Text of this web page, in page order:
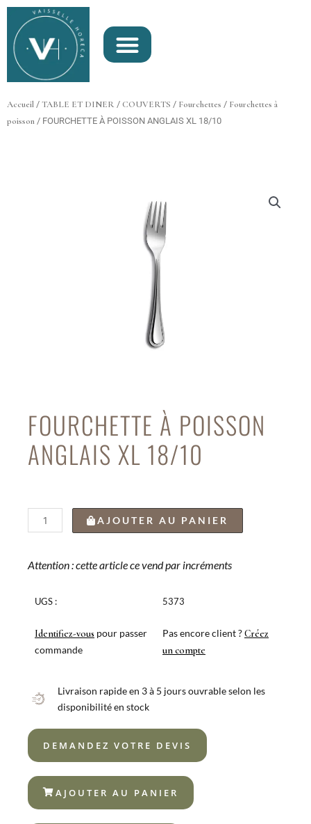
Aller
contenu
Accueil / TABLE ET DINER / COUVERTS / Fourchettes / Fourchettes à
poisson / FOURCHETTE À POISSON ANGLAIS XL 18/10
FOURCHETTE À POISSON
ANGLAIS XL 18/10
quantité
de
À
ANGLAIS
18/10
AJOUTER AU PANIER
Attention : cette article ce vend par incréments
UGS :
Identifiez-vous pour passer
commande
5373
Pas encore client ?Créez
un compte
Livraison rapide en 3 à 5 jours ouvrable selon les
disponibilité en stock
DEMANDEZ VOTRE DEVIS
AJOUTER AU PANIER